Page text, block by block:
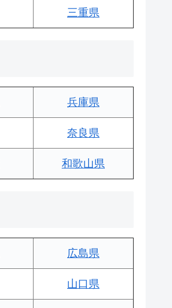
三重県
兵庫県
奈良県
和歌山県
広島県
山口県